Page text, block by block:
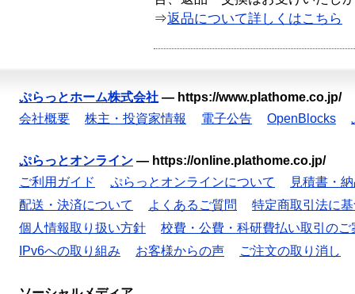
⇒返品について詳しくはこちら
ぷらっとホーム株式会社 — https://www.plathome.co.jp/
会社概要
株主・投資家情報 電子公告 OpenBlocks
ぷらっとオンライン — https://online.plathome.co.jp/
ご利用ガイド
ぷらっとオンラインについて
見積書・
配送・決済について
よくあるご質問
特定商取引法に
個人情報取り扱い方針
校費・公費・科研費払い取引のご
IPv6への取り組み
お客様からの声 ご注文の取り消し